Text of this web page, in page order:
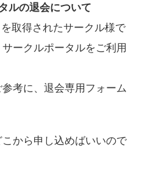
ルの退会について
を取得されたサークル様で
ークルポータルをご利用
考に、退会専用フォーム
から申し込めばいいので